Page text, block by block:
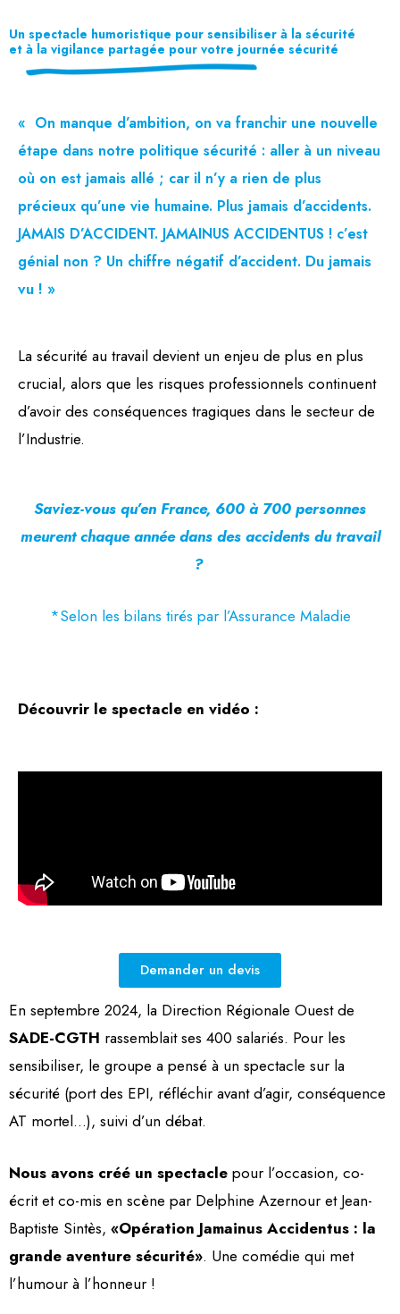
Un spectacle humoristique pour sensibiliser à la sécurité
et à la vigilance partagée pour votre journée sécurité
« On manque d’ambition, on va franchir une nouvelle
étape dans notre politique sécurité : aller à un niveau
où on est jamais allé ; car il n’y a rien de plus
précieux qu’une vie humaine. Plus jamais d’accidents.
JAMAIS D’ACCIDENT. JAMAINUS ACCIDENTUS ! c’est
génial non ? Un chiffre négatif d’accident. Du jamais
vu ! »
La sécurité au travail devient un enjeu de plus en plus
crucial, alors que les risques professionnels continuent
d’avoir des conséquences tragiques dans le secteur de
l’Industrie.
Saviez-vous qu’en France, 600 à 700 personnes
meurent chaque année dans des accidents du travail
?
*Selon les bilans tirés par l’Assurance Maladie
Découvrir le spectacle en vidéo :
Demander un devis
En septembre 2024, la Direction Régionale Ouest de
SADE-CGTH rassemblait ses 400 salariés. Pour les
sensibiliser, le groupe a pensé à un spectacle sur la
sécurité (port des EPI, réfléchir avant d’agir, conséquence
AT mortel…), suivi d’un débat.
Nous avons créé un spectacle pour l’occasion, co-
écrit et co-mis en scène par Delphine Azernour et Jean-
Baptiste Sintès, «Opération Jamainus Accidentus : la
grande aventure sécurité». Une comédie qui met
l’humour à l’honneur !